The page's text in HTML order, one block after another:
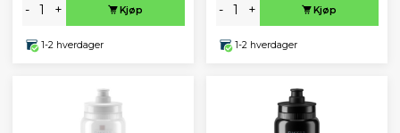
- + Kjøp
1-2 hverdager
- + Kjøp
1-2 hverdager